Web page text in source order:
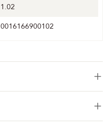
1.02
0016166900102